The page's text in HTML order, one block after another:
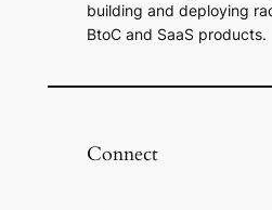
building and deploying
BtoC and SaaS products.
Connect